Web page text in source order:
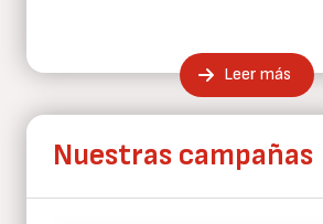
Leer más
Nuestras campañas